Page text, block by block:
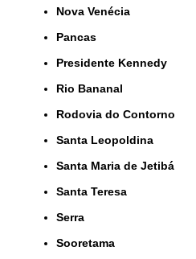
Nova Venécia
Pancas
Presidente Kennedy
Rio Bananal
Rodovia do Contorno
Santa Leopoldina
Santa Maria de Jetibá
Santa Teresa
Serra
Sooretama